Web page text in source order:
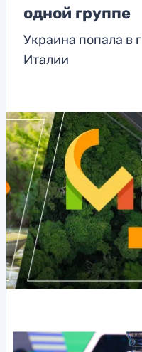
одной группе
Украина попала в
Италии